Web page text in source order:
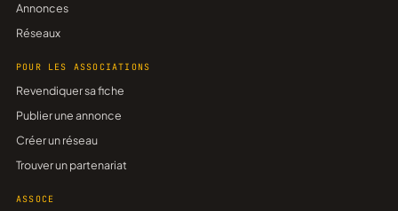
Annonces
Réseaux
POUR LES ASSOCIATIONS
Revendiquer sa fiche
Publier une annonce
Créer un réseau
Trouver un partenariat
ASSOCE